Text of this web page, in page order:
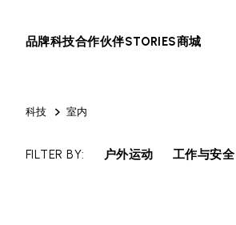
品牌科技合作伙伴STORIES商城
科技 室内
FILTER BY: 户外运动 工作与安全